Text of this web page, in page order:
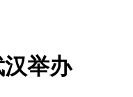
汉举办